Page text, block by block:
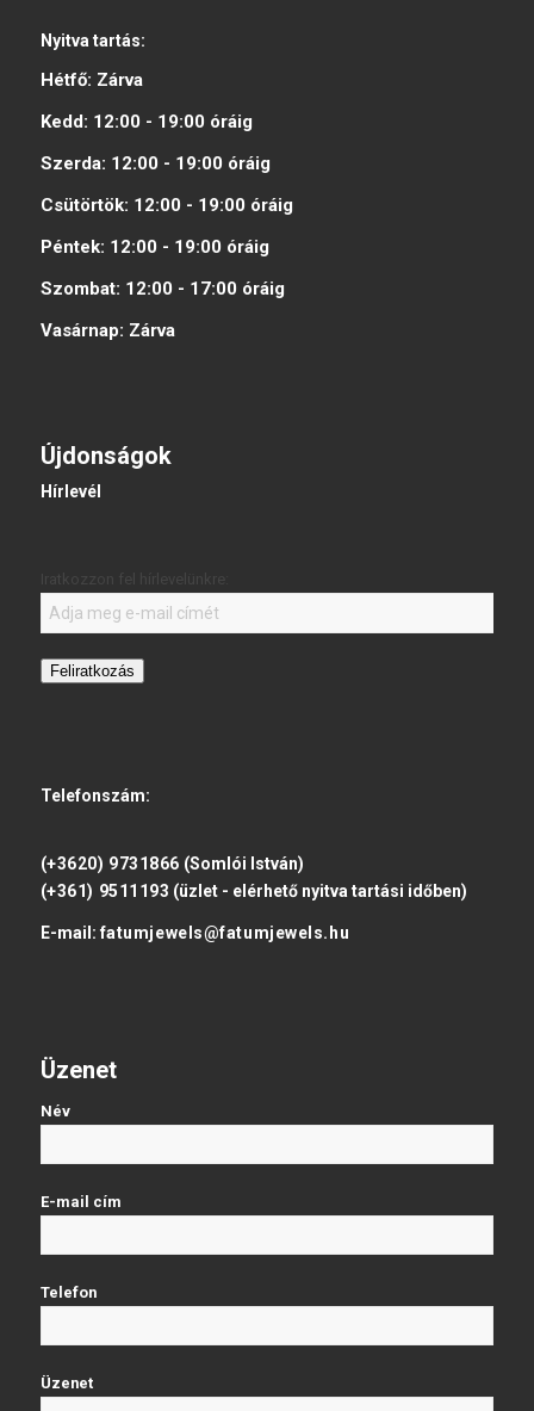
Nyitva tartás:
Hétfő: Zárva
Kedd: 12:00 - 19:00 óráig
Szerda: 12:00 - 19:00 óráig
Csütörtök: 12:00 - 19:00 óráig
Péntek: 12:00 - 19:00 óráig
Szombat: 12:00 - 17:00 óráig
Vasárnap: Zárva
Újdonságok
Hírlevél
Feliratkozás
Telefonszám:
(+3620) 9731866 (Somlói István)
(+361) 9511193 (üzlet - elérhető nyitva tartási időben)
E-mail: fatumjewels@fatumjewels.hu
Üzenet
Név
E-mail cím
Telefon
Üzenet